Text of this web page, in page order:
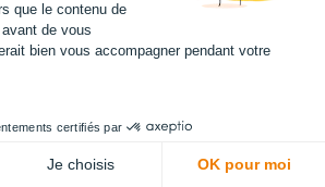
- PC4- FSR diamètre 20mm x 3
que le contenu de
de vous
bien vous accompagner pendant votre
certifiés par
Je choisis OK pour moi